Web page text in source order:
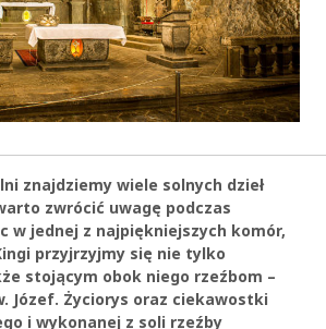
znajdziemy wiele solnych dzieł
zwrócić uwagę podczas
w jednej z najpiękniejszych komór,
przyjrzyjmy się nie tylko
stojącym obok niego rzeźbom –
Józef. Życiorys oraz ciekawostki
i wykonanej z soli rzeźby